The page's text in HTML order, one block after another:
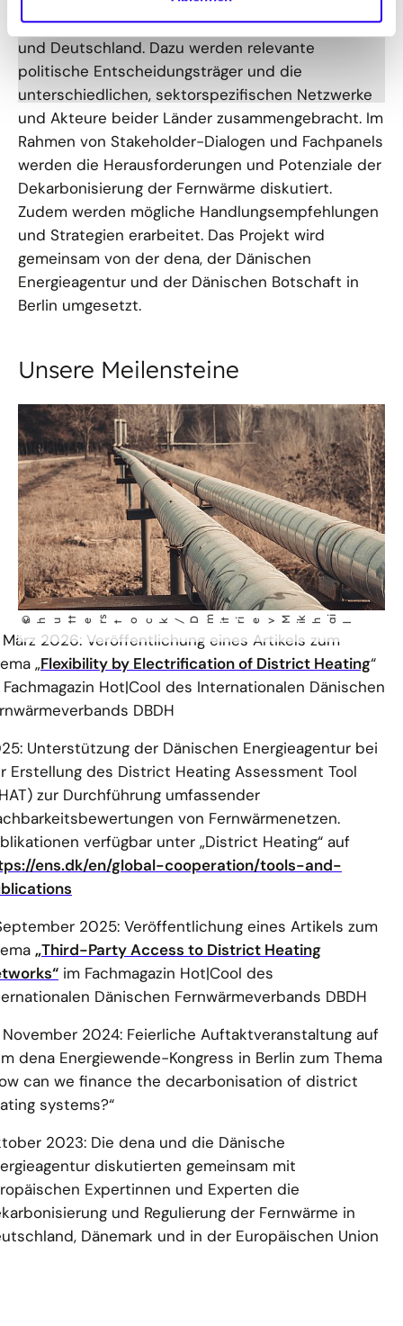
Erfahrungen und Know-how zwischen Dänemark
und Deutschland. Dazu werden relevante
politische Entscheidungsträger und die
unterschiedlichen, sektorspezifischen Netzwerke
und Akteure beider Länder zusammengebracht. Im
Rahmen von Stakeholder-Dialogen und Fachpanels
werden die Herausforderungen und Potenziale der
Dekarbonisierung der Fernwärme diskutiert.
Zudem werden mögliche Handlungsempfehlungen
und Strategien erarbeitet. Das Projekt wird
gemeinsam von der dena, der Dänischen
Energieagentur und der Dänischen Botschaft in
Berlin umgesetzt.
Unsere Meilensteine
©
shut t
er s
tock/Dm i
t
r
iev M i
k
ha i l
März 2026: Veröffentlichung eines Artikels zum
„Flexibility by Electrification of District Heating“
Hot|Cool des Internationalen Dänischen
DBDH
Unterstützung der Dänischen Energieagentur bei
Erstellung des District Heating Assessment Tool
zur Durchführung umfassender
von Fernwärmenetzen.
verfügbar unter „District Heating“ auf
ens.dk/en/global-cooperation/tools-and-
2025: Veröffentlichung eines Artikels zum
„Third-Party Access to District Heating
im Fachmagazin Hot|Cool des
Dänischen Fernwärmeverbands DBDH
November 2024: Feierliche Auftaktveranstaltung auf
dena Energiewende-Kongress in Berlin zum Thema
can we finance the decarbonisation of district
systems?“
2023: Die dena und die Dänische
diskutierten gemeinsam mit
Expertinnen und Experten die
und Regulierung der Fernwärme in
Dänemark und in der Europäischen Union